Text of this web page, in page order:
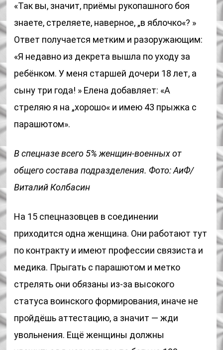
«Так вы, значит, приёмы рукопашного боя
знаете, стреляете, наверное, „в яблочко«? »
Ответ получается метким и разоружающим:
«Я недавно из декрета вышла по уходу за
ребёнком. У меня старшей дочери 18 лет, а
сыну три года! » Елена добавляет: «А
стреляю я на „хорошо« и имею 43 прыжка с
парашютом».
В спецназе всего 5% женщин-военных от
общего состава подразделения. Фото: АиФ/
Виталий Колбасин
На 15 спецназовцев в соединении
приходится одна женщина. Они работают тут
по контракту и имеют профессии связиста и
медика. Прыгать с парашютом и метко
стрелять они обязаны из-за высокого
статуса воинского формирования, иначе не
пройдёшь аттестацию, а значит — жди
увольнения. Ещё женщины должны